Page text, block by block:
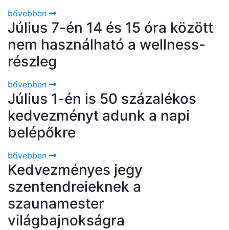
bővebben
Július 7-én 14 és 15 óra között
nem használható a wellness-
részleg
bővebben
Július 1-én is 50 százalékos
kedvezményt adunk a napi
belépőkre
bővebben
Kedvezményes jegy
szentendreieknek a
szaunamester
világbajnokságra